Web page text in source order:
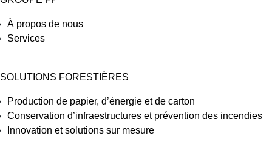
À propos de nous
Services
SOLUTIONS FORESTIÈRES
Production de papier, d’énergie et de carton
Conservation d’infraestructures et prévention des incendies
Innovation et solutions sur mesure